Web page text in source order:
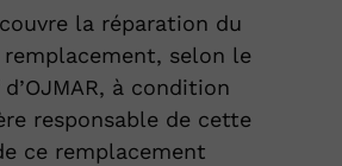
la réparation du
selon le
à condition
responsable de cette
ce remplacement